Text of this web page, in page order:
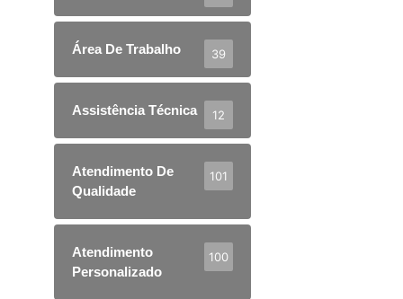
Área De Trabalho 39
Assistência Técnica 12
Atendimento De
Qualidade
101
Atendimento
Personalizado
100